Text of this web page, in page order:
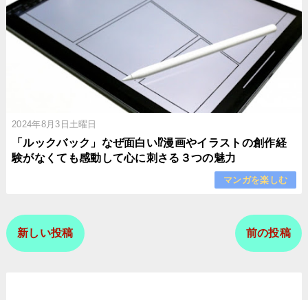
2024年8月3日土曜日
「ルックバック」なぜ面白い⁉︎漫画やイラストの創作経
験がなくても感動して心に刺さる３つの魅力
マンガを楽しむ
新しい投稿 前の投稿